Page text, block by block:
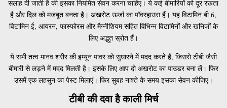
सलाह दी जाती है की इसका नियमित सेवन करना चाहिए। ये कई बीमारियों को दूर रखता
है और दिल को मजबूत बनता है। अखरोट ऊर्जा का पॉवरहाउस हैं। यह विटामिन बी 6,
विटामिन ई, आयरन, फास्फोरस और मैग्नीशियम सहित विभिन्न विटामिनों और खनिजों के
लिए अद्भुत स्रोत हैं।
ये सभी तत्व मानव शरीर की इम्यून पावर को सुधारने में मदद करते हैं, जिससे टीबी जैसी
बीमारी से लड़ने में मदद मिलती है। इसके लिए आप दो अखरोट का पाउडर बना लें। फिर
उसमें एक लहसुन का पेस्ट मिलाएं। फिर सुबह नाश्ते के समय इसका सेवन कीजिए।
टीबी की दवा है काली मिर्च